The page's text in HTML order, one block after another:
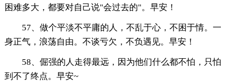
困难多大，都要对自己说"会过去的"。早安！
57、做个平淡不平庸的人，不乱于心，不困于情。一
身正气，浪荡自由。不谈亏欠，不负遇见。早安！
58、倔强的人走得最远，因为他们什么都不怕，只怕
到不了终点。早安~